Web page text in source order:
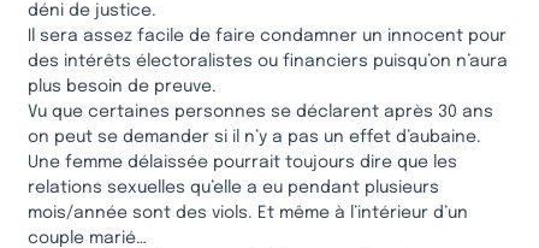
déni de justice.
Il sera assez facile de faire condamner un innocent pour
des intérêts électoralistes ou financiers puisqu’on n’aura
plus besoin de preuve.
Vu que certaines personnes se déclarent après 30 ans
on peut se demander si il n’y a pas un effet d’aubaine.
Une femme délaissée pourrait toujours dire que les
relations sexuelles qu’elle a eu pendant plusieurs
mois/année sont des viols. Et même à l’intérieur d’un
couple marié…